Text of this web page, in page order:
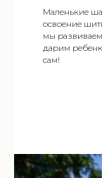
Маленькие
освоение
мы
дарим
сам!